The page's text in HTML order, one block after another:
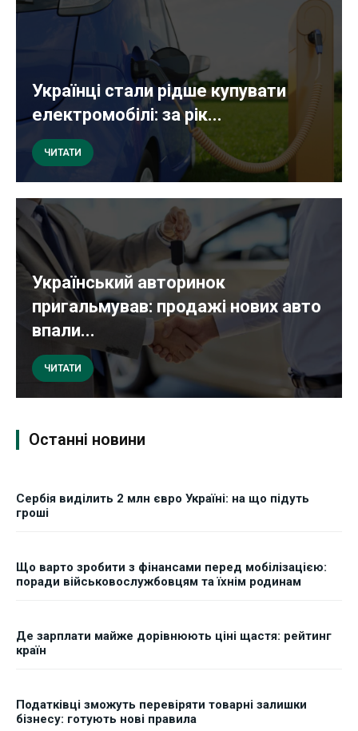
Українці стали рідше купувати
електромобілі: за рік...
ЧИТАТИ
Український авторинок
пригальмував: продажі нових авто
впали...
ЧИТАТИ
Останні новини
Сербія виділить 2 млн євро Україні: на що підуть
гроші
Що варто зробити з фінансами перед мобілізацією:
поради військовослужбовцям та їхнім родинам
Де зарплати майже дорівнюють ціні щастя: рейтинг
країн
Податківці зможуть перевіряти товарні залишки
бізнесу: готують нові правила